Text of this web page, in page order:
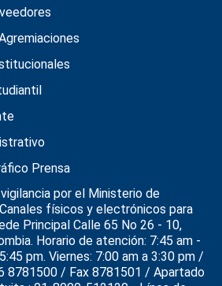
Prensa
por el Ministerio de
físicos y electrónicos para
Principal Calle 65 No 26 - 10,
Horario de atención: 7:45 am -
pm. Viernes: 7:00 am a 3:30 pm /
8781500 / Fax 8781501 / Apartado